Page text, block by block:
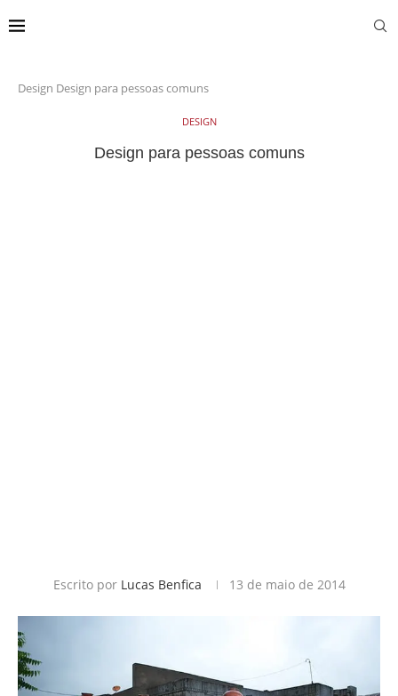
Design Design para pessoas comuns
DESIGN
Design para pessoas comuns
Escrito por Lucas Benfica 13 de maio de 2014